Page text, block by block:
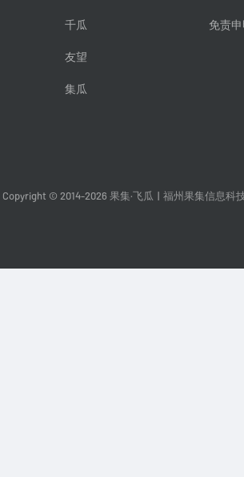
千瓜
友望
集瓜
免责
Copyright © 2014-2026 果集·飞瓜 福州果集信息科